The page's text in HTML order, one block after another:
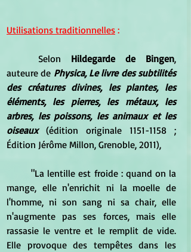
Utilisations traditionnelles :
	Selon
Hildegarde de Bingen,
auteure de Physica, Le livre des subtilités
des créatures divines, les plantes, les
éléments, les pierres, les métaux, les
arbres, les poissons, les animaux et les
oiseaux (édition originale 1151-1158 ;
Édition Jérôme Millon, Grenoble, 2011),
	"La lentille est froide : quand on la
mange, elle n'enrichit ni la moelle de
l'homme, ni son sang ni sa chair, elle
n'augmente pas ses forces, mais elle
rassasie le ventre et le remplit de vide.
Elle provoque des tempêtes dans les